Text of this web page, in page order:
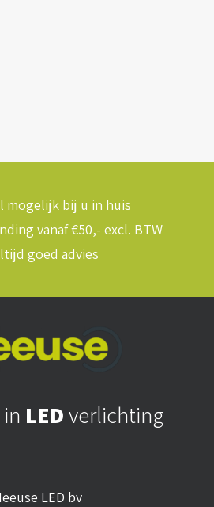
mogelijk bij u in huis
vanaf €50,- excl. BTW
goed advies
LEDverlichting
LED bv